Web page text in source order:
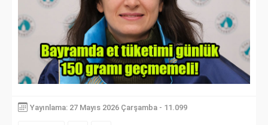
Yayınlama: 27 Mayıs 2026 Çarşamba - 11.099